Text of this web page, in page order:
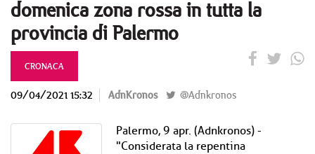
domenica zona rossa in tutta la
provincia di Palermo
CRONACA
09/04/2021 15:32 AdnKronos @Adnkronos
Palermo, 9 apr. (Adnkronos) -
"Considerata la repentina